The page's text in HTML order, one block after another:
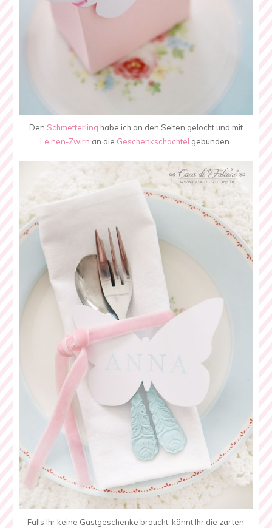
Den Schmetterling habe ich an den Seiten gelocht und mit
Leinen-Zwirn an die Geschenkschachtel gebunden.
Falls Ihr keine Gastgeschenke braucht, könnt Ihr die zarten